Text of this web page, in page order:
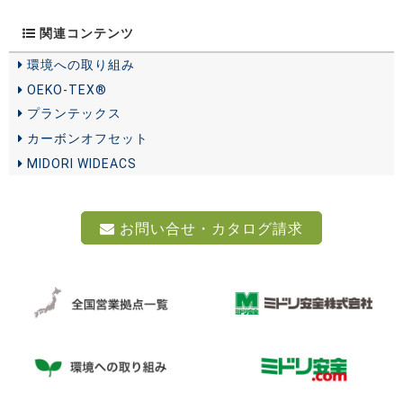
関連コンテンツ
環境への取り組み
OEKO-TEX®
プランテックス
カーボンオフセット
MIDORI WIDEACS
お問い合せ・カタログ請求